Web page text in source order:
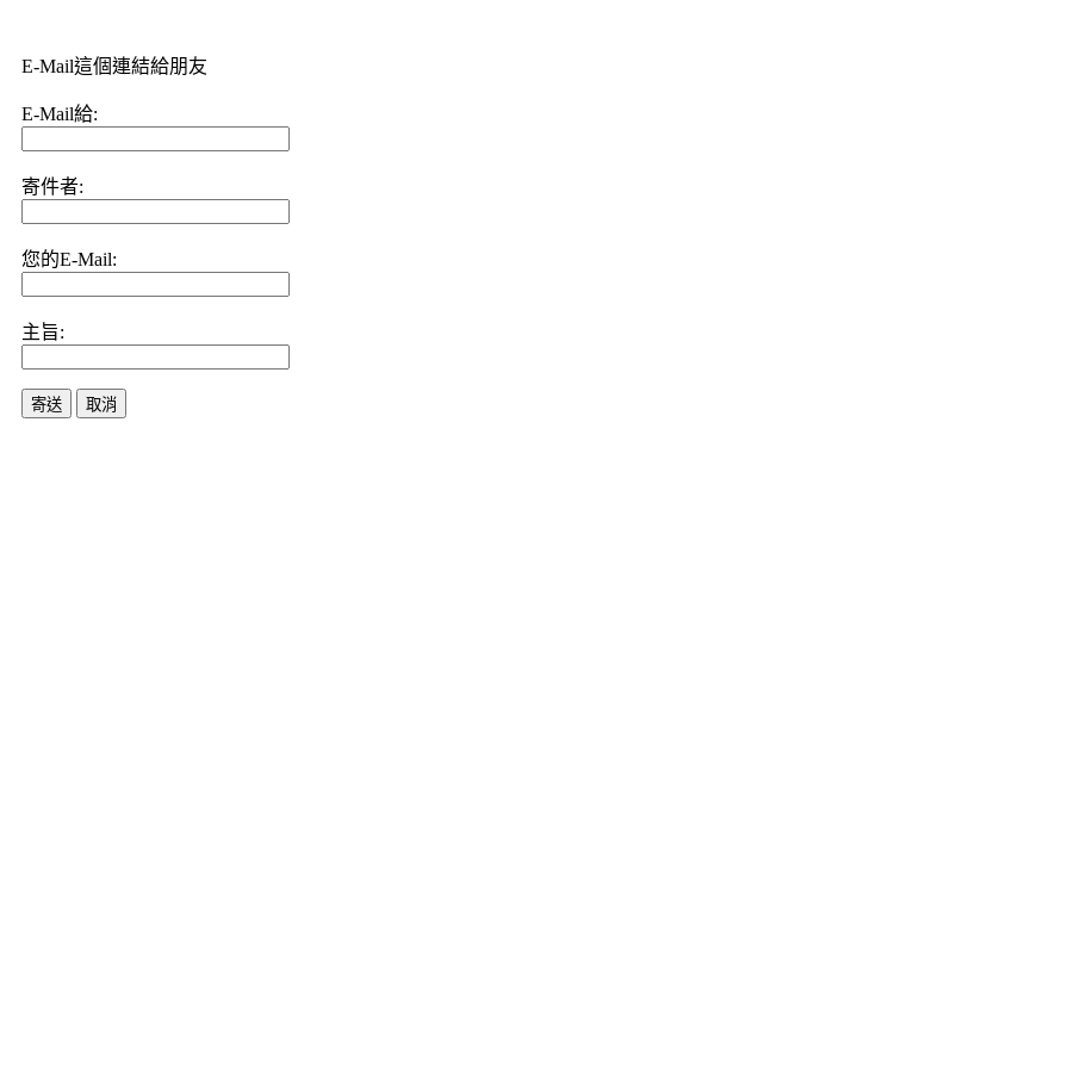
E-Mail這個連結給朋友
E-Mail給:
寄件者:
您的E-Mail:
主旨:
寄送 取消